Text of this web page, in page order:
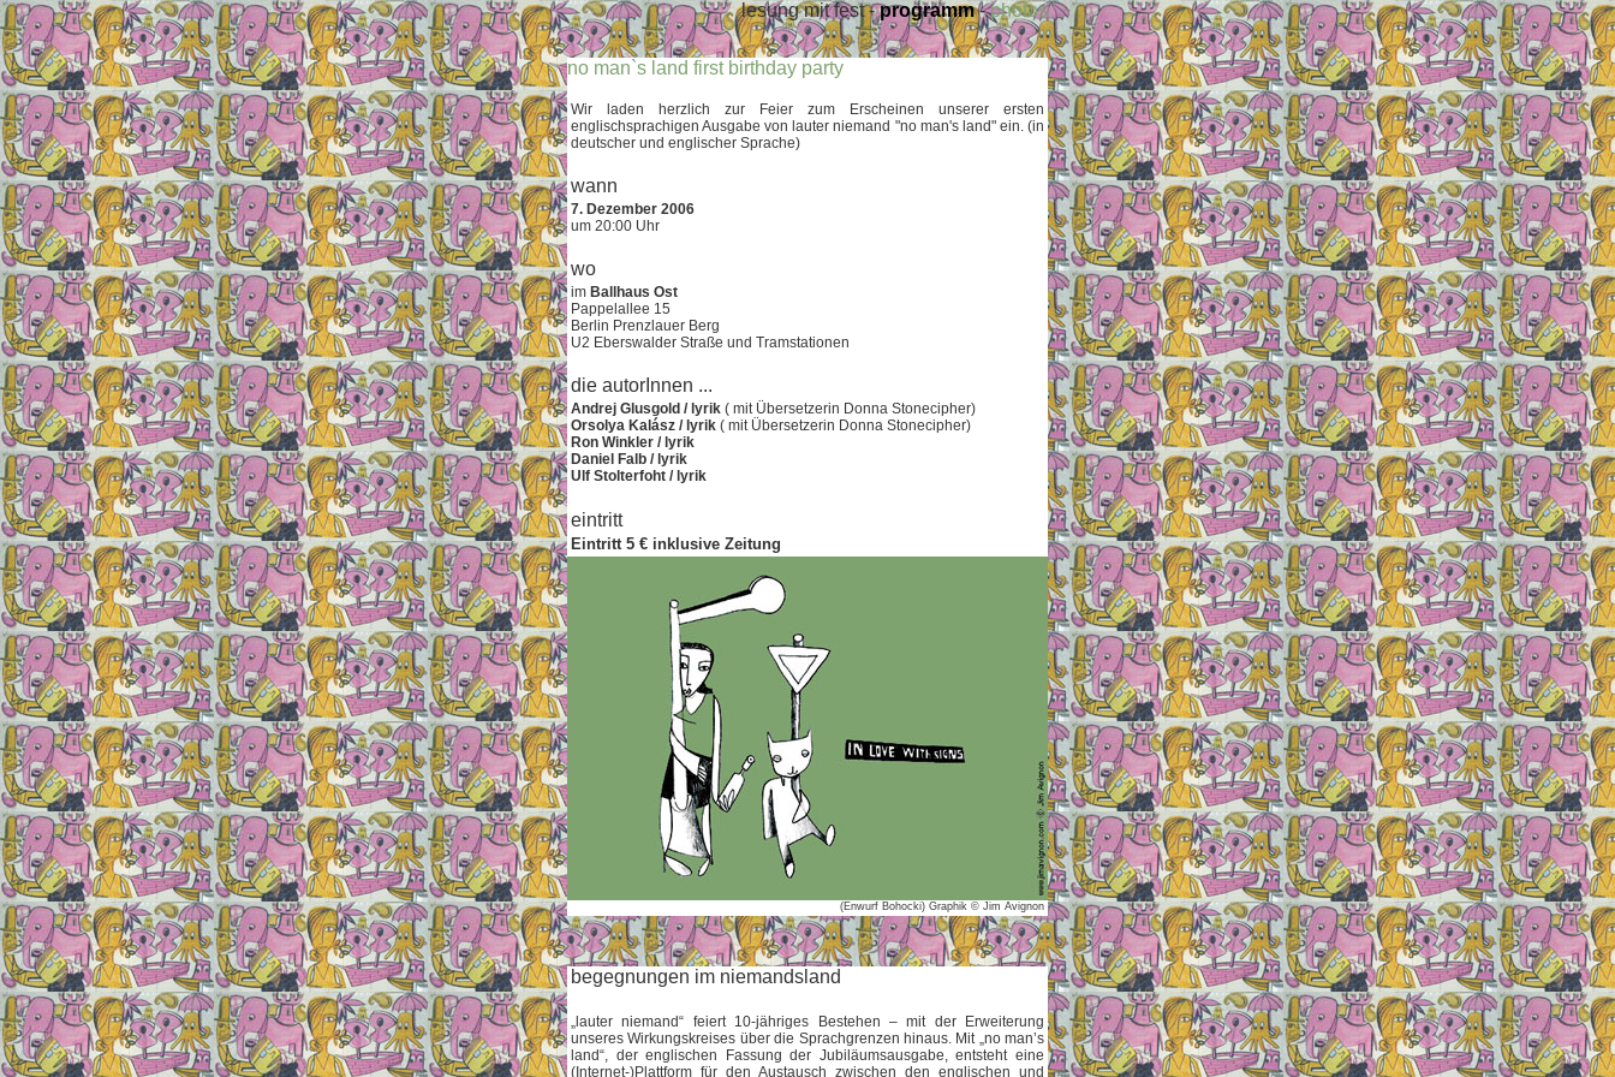
lesung mit fest -programm-photos
no man`s land first birthday party
Wir laden herzlich zur Feier zum Erscheinen unserer ersten
englischsprachigen Ausgabe von lauter niemand "no man's land" ein. (in
deutscher und englischer Sprache)
wann
7. Dezember 2006
um 20:00 Uhr
wo
im Ballhaus Ost
Pappelallee 15
Berlin Prenzlauer Berg
U2 Eberswalder Straße und Tramstationen
die autorInnen ...
Andrej Glusgold / lyrik ( mit Übersetzerin Donna Stonecipher)
Orsolya Kalász / lyrik ( mit Übersetzerin Donna Stonecipher)
Ron Winkler / lyrik
Daniel Falb / lyrik
Ulf Stolterfoht / lyrik
eintritt
Eintritt 5 € inklusive Zeitung
(Enwurf Bohocki) Graphik © Jim Avignon
begegnungen im niemandsland
„lauter niemand“ feiert 10-jähriges Bestehen – mit der Erweiterung
unseres Wirkungskreises über die Sprachgrenzen hinaus. Mit „no man’s
land“, der englischen Fassung der Jubiläumsausgabe, entsteht eine
(Internet-)Plattform für den Austausch zwischen den englischen und